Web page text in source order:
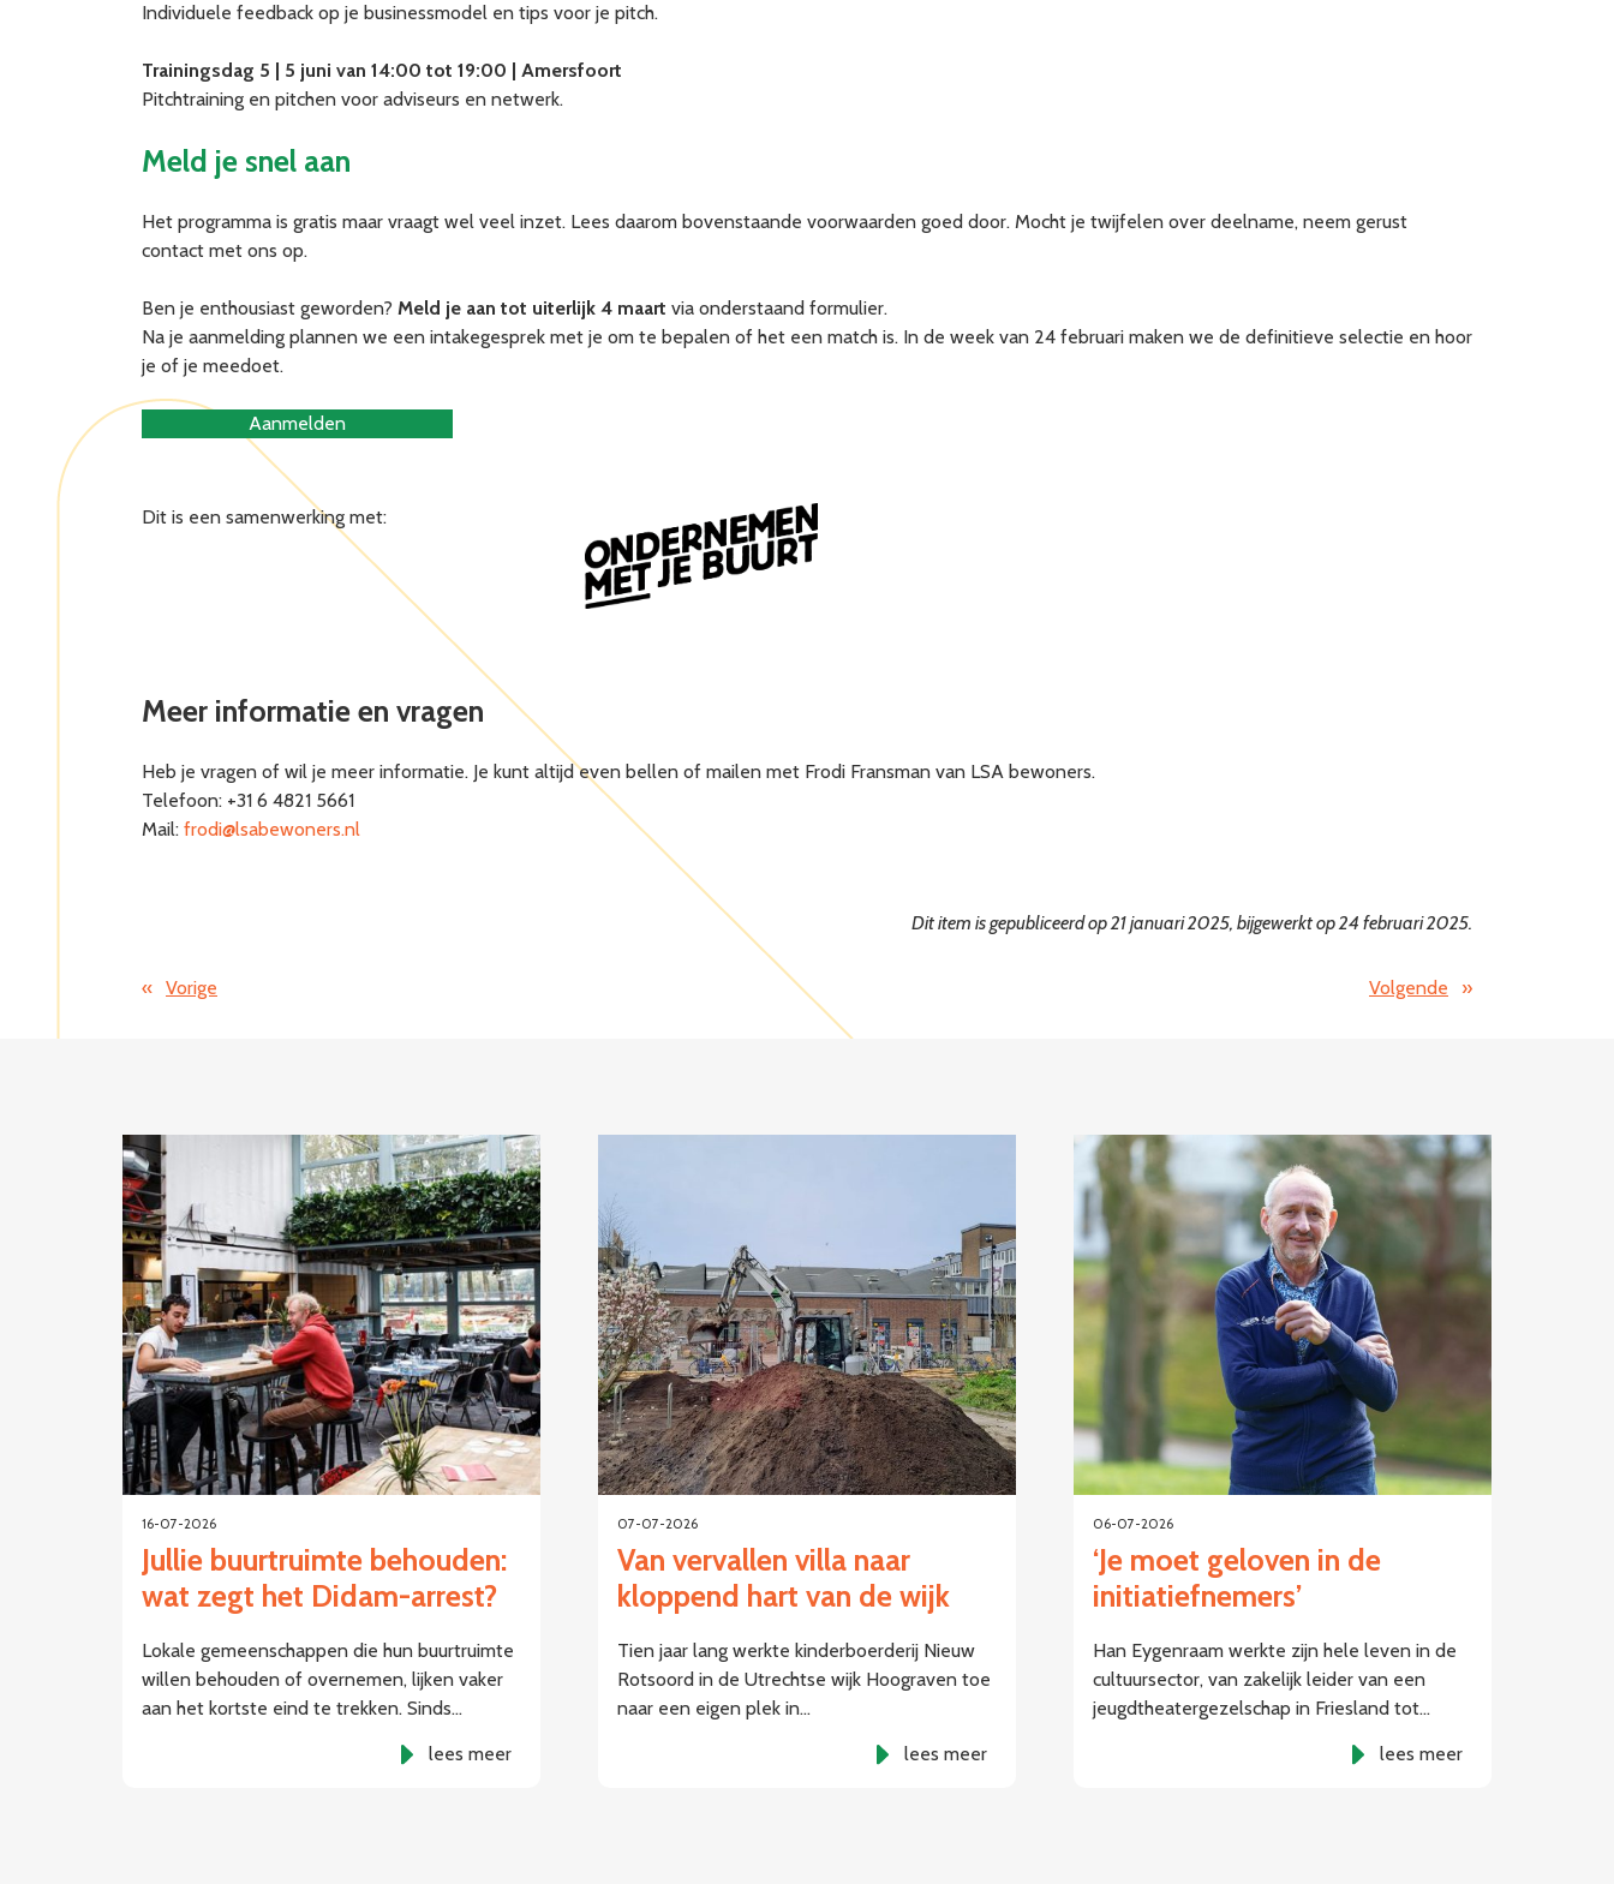
Individuele feedback op je businessmodel en tips voor je pitch.
Trainingsdag 5 | 5 juni van 14:00 tot 19:00 | Amersfoort
Pitchtraining en pitchen voor adviseurs en netwerk.
Meld je snel aan
Het programma is gratis maar vraagt wel veel inzet. Lees daarom bovenstaande voorwaarden goed door. Mocht je twijfelen over deelname, neem gerust
contact met ons op.
Ben je enthousiast geworden? Meld je aan tot uiterlijk 4 maart via onderstaand formulier.
Na je aanmelding plannen we een intakegesprek met je om te bepalen of het een match is. In de week van 24 februari maken we de definitieve selectie en hoor
je of je meedoet.
Aanmelden
Dit is een samenwerking met:
Meer informatie en vragen
Heb je vragen of wil je meer informatie. Je kunt altijd even bellen of mailen met Frodi Fransman van LSA bewoners.
Telefoon: +31 6 4821 5661
Mail: frodi@lsabewoners.nl
Dit item is gepubliceerd op 21 januari 2025, bijgewerkt op 24 februari 2025.
« Vorige Volgende »
16-07-2026
Jullie buurtruimte behouden:
wat zegt het Didam-arrest?
Lokale gemeenschappen die hun buurtruimte
willen behouden of overnemen, lijken vaker
aan het kortste eind te trekken. Sinds…
lees meer
07-07-2026
Van vervallen villa naar
kloppend hart van de wijk
Tien jaar lang werkte kinderboerderij Nieuw
Rotsoord in de Utrechtse wijk Hoograven toe
naar een eigen plek in…
lees meer
06-07-2026
‘Je moet geloven in de
initiatiefnemers’
Han Eygenraam werkte zijn hele leven in de
cultuursector, van zakelijk leider van een
jeugdtheatergezelschap in Friesland tot…
lees meer